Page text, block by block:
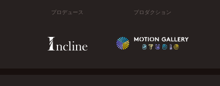
プロデュース プロダクション